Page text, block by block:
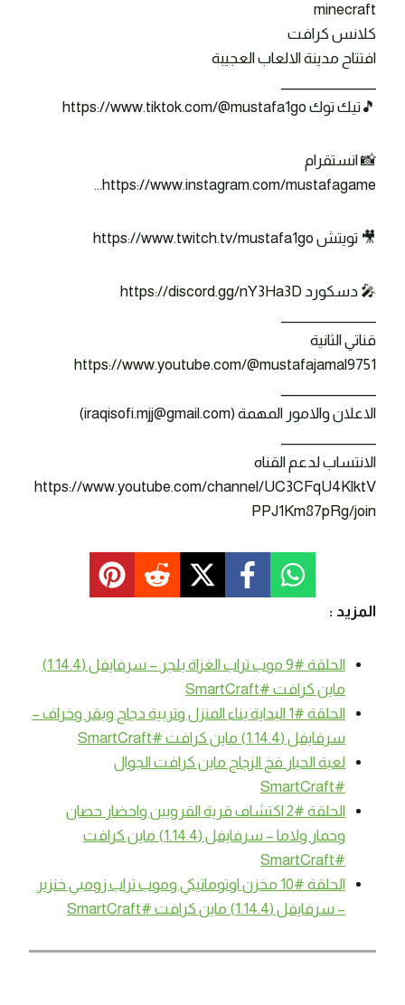
minecraft
كلانس كرافت
افتتاح مدينة الالعاب العجيبة
🎵تيك توك https://www.tiktok.com/@mustafa1go
📸 انستقرام
https://www.instagram.com/mustafagame…
🎥 تويتش https://www.twitch.tv/mustafa1go
🎤 دسكورد https://discord.gg/nY3Ha3D
قناتي الثانية
https://www.youtube.com/@mustafajamal9751
الاعلان والامور المهمة (iraqisofi.mjj@gmail.com)
الانتساب لدعم القناه
https://www.youtube.com/channel/UC3CFqU4KlktV
PPJ1Km87pRg/join
المزيد :
الحلقة #9 موب تراب الغزاة بلجر – سرفايفل (1.14.4)
ماين كرافت #SmartCraft
الحلقة #1 البداية بناء المنزل وتربية دجاج وبقر وخراف –
سرفايفل (1.14.4) ماين كرافت #SmartCraft
لعبة الحبار فخ الزجاج ماين كرافت الجوال
#SmartCraft
الحلقة #2 اكتشاف قرية القرويين واحضار حصان
وحمار ولاما – سرفايفل (1.14.4) ماين كرافت
#SmartCraft
الحلقة #10 مخزن اوتوماتيكي وموب تراب زومبي خنزير
– سرفايفل (1.14.4) ماين كرافت #SmartCraft